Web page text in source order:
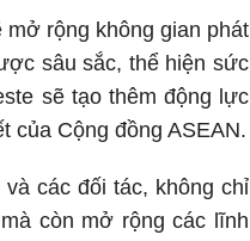
rộng không gian phát
sâu sắc, thể hiện sức
sẽ tạo thêm động lực
của Cộng đồng ASEAN.
các đối tác, không chỉ
còn mở rộng các lĩnh